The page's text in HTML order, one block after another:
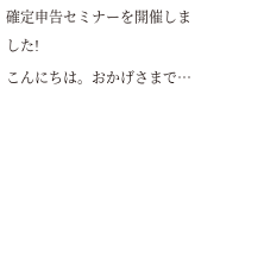
確定申告セミナーを開催しま
した!
こんにちは。おかげさまで…